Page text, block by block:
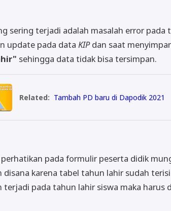
sering terjadi adalah masalah error pada
update pada data KIPdan saat
sehingga data tidak bisa tersimpan.
Related: Tambah PD baru di Dapodik 2021
perhatikan pada formulir peserta didik
disana karena tabel tahun lahir sudah
terjadi pada tahun lahir siswa maka harus